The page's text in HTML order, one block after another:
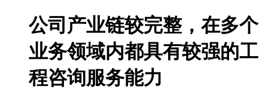
公司产业链较完整，在多个
业务领域内都具有较强的工
程咨询服务能力